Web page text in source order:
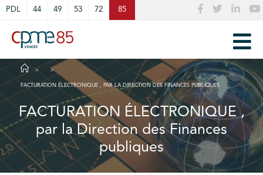
PDL 44 49 53 72 85
FACTURATION ÉLECTRONIQUE , PAR LA DIRECTION DES FINANCES PUBLIQUES
FACTURATION ÉLECTRONIQUE ,
par la Direction des Finances
publiques
Cookies management panel